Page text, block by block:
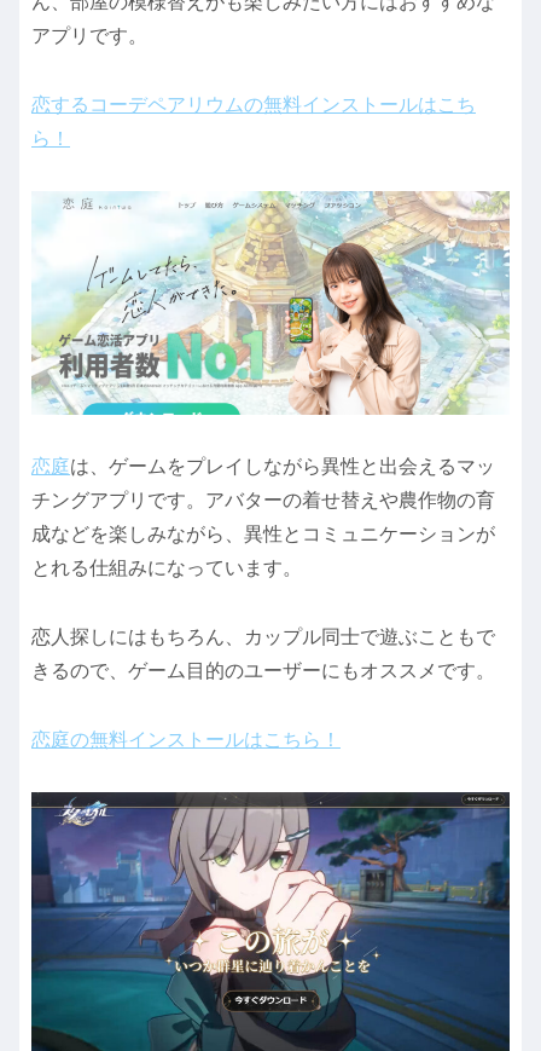
アプリです。
恋するコーデペアリウムの無料インストールはこち
ら！
恋庭は、ゲームをプレイしながら異性と出会えるマッ
チングアプリです。アバターの着せ替えや農作物の育
成などを楽しみながら、異性とコミュニケーションが
とれる仕組みになっています。
恋人探しにはもちろん、カップル同士で遊ぶこともで
きるので、ゲーム目的のユーザーにもオススメです。
恋庭の無料インストールはこちら！